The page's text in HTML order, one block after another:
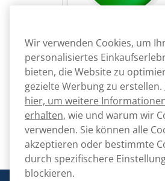
VELO
VELO Bright Spearmint 8mg
CHF
CHF
In den Warenkorb
Wir verwenden Cookies, um
personalisiertes
bieten, die Website zu
gezielte Werbung zu erstellen.
hier, um weitere
erhalten, wie und warum wir
verwenden. Sie können alle
akzeptieren oder bestimmte
durch spezifischere
blockieren.